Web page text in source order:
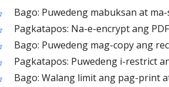
Bago: Puwedeng mabuksan at
Pagkatapos: Na-e-encrypt ang
Bago: Puwedeng mag-copy ang
Pagkatapos: Puwedeng i-restrict
Bago: Walang limit ang pag-print